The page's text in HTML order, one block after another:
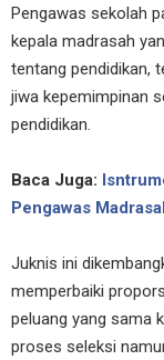
Pengawas sekolah
kepala madrasah
tentang pendidikan,
jiwa kepemimpinan
pendidikan.
Baca Juga:
Pengawas
Juknis ini
memperbaiki
peluang yang sama
proses seleksi